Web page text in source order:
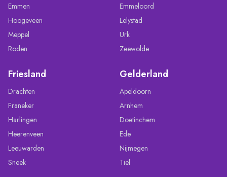
Emmen
Hoogeveen
Meppel
Roden
Emmeloord
Lelystad
Urk
Zeewolde
Friesland
Drachten
Franeker
Harlingen
Heerenveen
Leeuwarden
Sneek
Gelderland
Apeldoorn
Arnhem
Doetinchem
Ede
Nijmegen
Tiel